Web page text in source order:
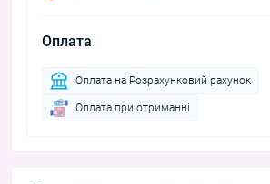
Оплата
Оплата на Розрахунковий рахунок
Оплата при отриманні